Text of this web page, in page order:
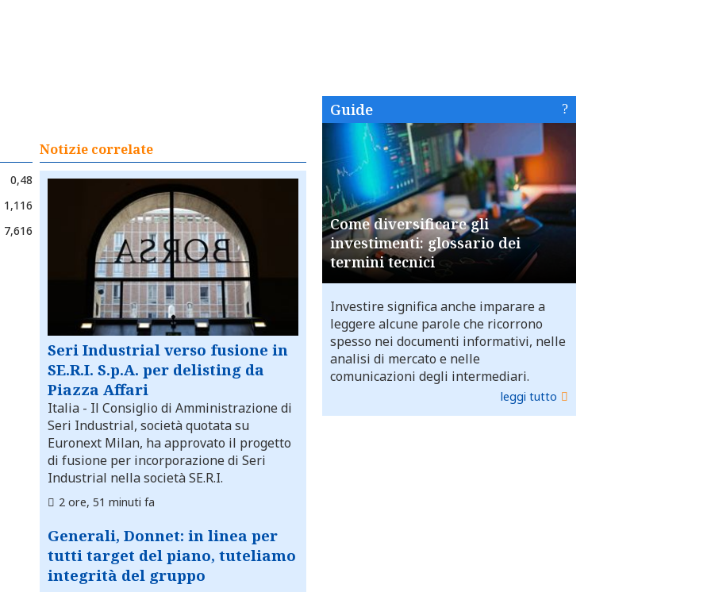
0,48
1,116
7,616
Notizie correlate
Seri Industrial verso fusione in
SE.R.I. S.p.A. per delisting da
Piazza Affari
Italia - Il Consiglio di Amministrazione di
Seri Industrial, società quotata su
Euronext Milan, ha approvato il progetto
di fusione per incorporazione di Seri
Industrial nella società SE.R.I.
2 ore, 51 minuti fa
Generali, Donnet: in linea per
tutti target del piano, tuteliamo
integrità del gruppo
Guide
Come diversificare gli
investimenti: glossario dei
termini tecnici
Investire significa anche imparare a
leggere alcune parole che ricorrono
spesso nei documenti informativi, nelle
analisi di mercato e nelle
comunicazioni degli intermediari.
leggi tutto